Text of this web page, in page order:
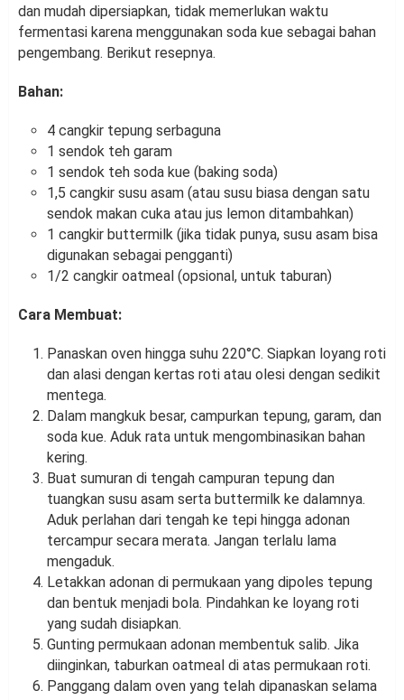
dan mudah dipersiapkan, tidak memerlukan waktu
fermentasi karena menggunakan soda kue sebagai bahan
pengembang. Berikut resepnya.
Bahan:
4 cangkir tepung serbaguna
1 sendok teh garam
1 sendok teh soda kue (baking soda)
1,5 cangkir susu asam (atau susu biasa dengan satu
sendok makan cuka atau jus lemon ditambahkan)
1 cangkir buttermilk (jika tidak punya, susu asam bisa
digunakan sebagai pengganti)
1/2 cangkir oatmeal (opsional, untuk taburan)
Cara Membuat:
Panaskan oven hingga suhu 220°C. Siapkan loyang roti
dan alasi dengan kertas roti atau olesi dengan sedikit
mentega.
Dalam mangkuk besar, campurkan tepung, garam, dan
soda kue. Aduk rata untuk mengombinasikan bahan
kering.
Buat sumuran di tengah campuran tepung dan
tuangkan susu asam serta buttermilk ke dalamnya.
Aduk perlahan dari tengah ke tepi hingga adonan
tercampur secara merata. Jangan terlalu lama
mengaduk.
Letakkan adonan di permukaan yang dipoles tepung
dan bentuk menjadi bola. Pindahkan ke loyang roti
yang sudah disiapkan.
Gunting permukaan adonan membentuk salib. Jika
diinginkan, taburkan oatmeal di atas permukaan roti.
Panggang dalam oven yang telah dipanaskan selama